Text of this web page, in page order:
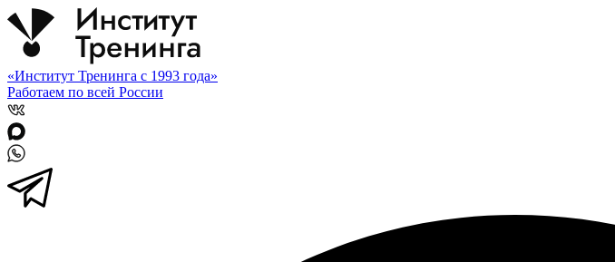
«Институт Тренинга с 1993 года»
Работаем по всей России